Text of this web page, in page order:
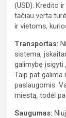
(USD). Kredito
tačiau verta
ir vietoms,
Transportas:
sistema,
galimybę įsigyti
Taip pat
paslaugomis.
miestą, todėl
Saugumas: